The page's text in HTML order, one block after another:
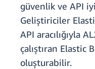
güvenlik ve API
Geliştiriciler
API aracılığıyla
çalıştıran Elastic
oluşturabilir.